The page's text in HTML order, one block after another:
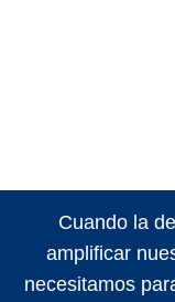
Cuando la
amplificar
necesitamos